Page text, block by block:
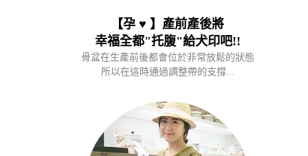
【孕 ♥ 】產前產後將
幸福全都"托腹"給犬印吧!!
骨盆在生產前後都會位於非常放鬆的狀態
所以在這時通過調整帶的支撐...